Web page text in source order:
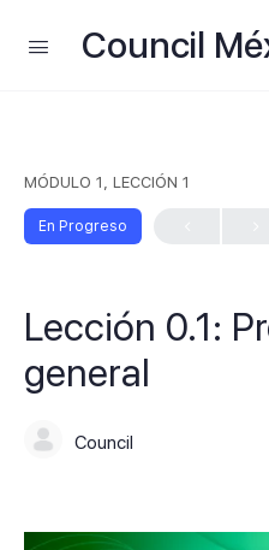
Council
MÓDULO 1, LECCIÓN 1
En Progreso
Lección 0.1:
general
Council